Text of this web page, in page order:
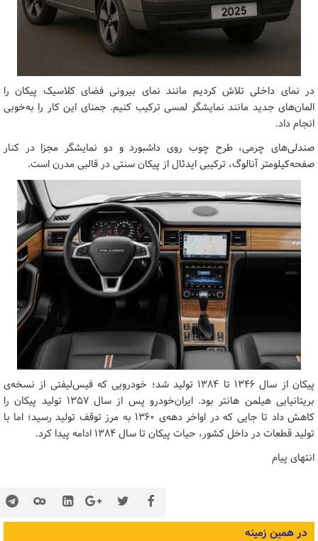
در نمای داخلی تلاش کردیم مانند نمای بیرونی فضای کلاسیک پیکان را
المان‌های جدید مانند نمایشگر لمسی ترکیب کنیم. جمنای این کار را به‌خوبی
انجام داد.
صندلی‌های چرمی، طرح چوب روی داشبورد و دو نمایشگر مجزا در کنار
صفحه‌کیلومتر آنالوگ، ترکیبی ایدئال از پیکان سنتی در قالبی مدرن است.
پیکان از سال ۱۳۴۶ تا ۱۳۸۴ تولید شد؛ خودرویی که فیس‌لیفتی از نسخه‌ی
بریتانیایی هیلمن هانتر بود. ایران‌خودرو پس از سال ۱۳۵۷ تولید پیکان را
کاهش داد تا جایی که در اواخر دهه‌ی ۱۳۶۰ به مرز توقف تولید رسید؛ اما با
تولید قطعات در داخل کشور، حیات پیکان تا سال ۱۳۸۴ ادامه پیدا کرد.
انتهای پیام
در همین زمینه